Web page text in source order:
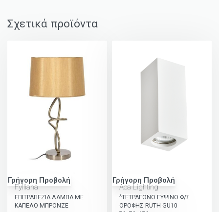
Σχετικά προϊόντα
Γρήγορη Προβολή
Fylliana
ΕΠΙΤΡΑΠΕΖΙΑ ΛΑΜΠΑ ΜΕ
ΚΑΠΕΛΟ ΜΠΡΟΝΖΕ
Γρήγορη Προβολή
Aca Lighting
^ΤΕΤΡΑΓΩΝΟ ΓΥΨΙΝΟ Φ/Σ
ΟΡΟΦΗΣ RUTH GU10